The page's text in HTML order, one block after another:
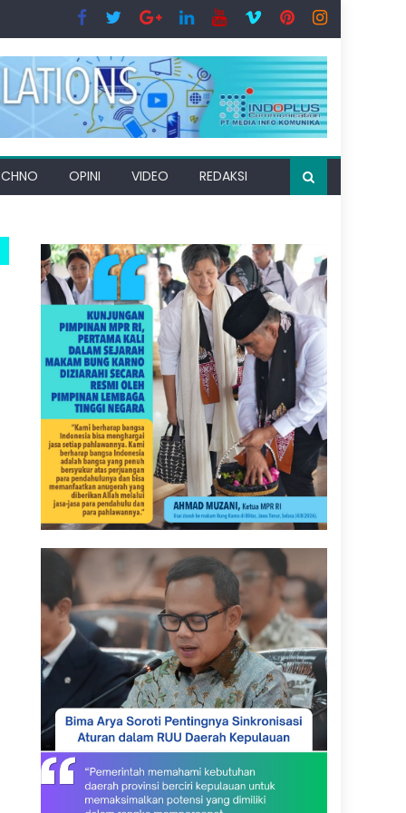
OPINI VIDEO REDAKSI